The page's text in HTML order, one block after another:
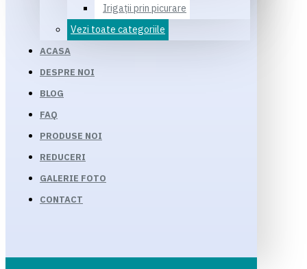
Irigaţii prin picurare
Vezi toate categoriile
ACASA
DESPRE NOI
BLOG
FAQ
PRODUSE NOI
REDUCERI
GALERIE FOTO
CONTACT